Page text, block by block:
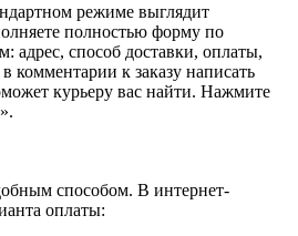
режиме выглядит
полностью форму по
адрес, способ доставки, оплаты,
комментарии к заказу написать
курьеру вас найти. Нажмите
способом. В интернет-
оплаты: